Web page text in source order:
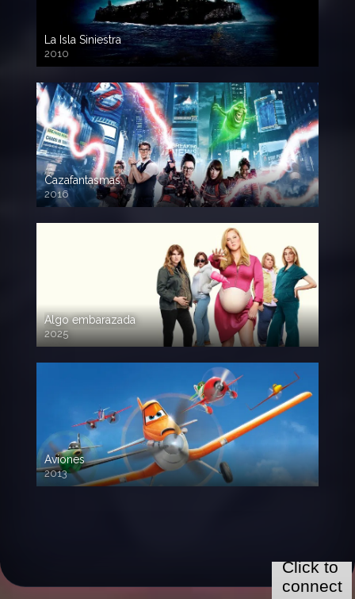
La Isla Siniestra
2010
720p HD
Cazafantasmas
2016
720p HD
Algo embarazada
2025
720p HD
Aviones
2013
720 HD